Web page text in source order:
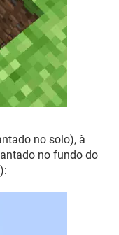
no solo), à
no fundo do